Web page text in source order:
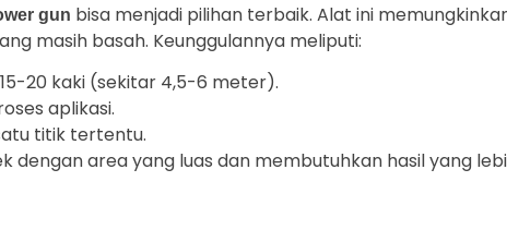
gun bisa menjadi pilihan terbaik. Alat ini
masih basah. Keunggulannya meliputi:
20 kaki (sekitar 4,5-6 meter).
aplikasi.
titik tertentu.
dengan area yang luas dan membutuhkan hasil yang